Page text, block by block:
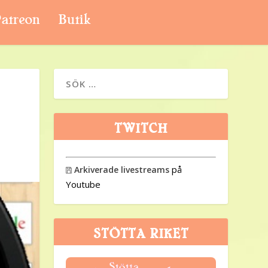
Butik
TWITCH
 Arkiverade livestreams på
Youtube
STÖTTA RIKET